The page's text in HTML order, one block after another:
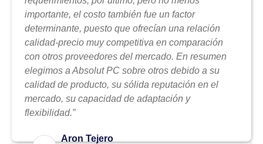
importante, el costo también fue un factor
determinante, puesto que ofrecían una relación
calidad-precio muy competitiva en comparación
con otros proveedores del mercado. En resumen
elegimos a Absolut PC sobre otros debido a su
calidad de producto, su sólida reputación en el
mercado, su capacidad de adaptación y
flexibilidad.”
Aron Tejero